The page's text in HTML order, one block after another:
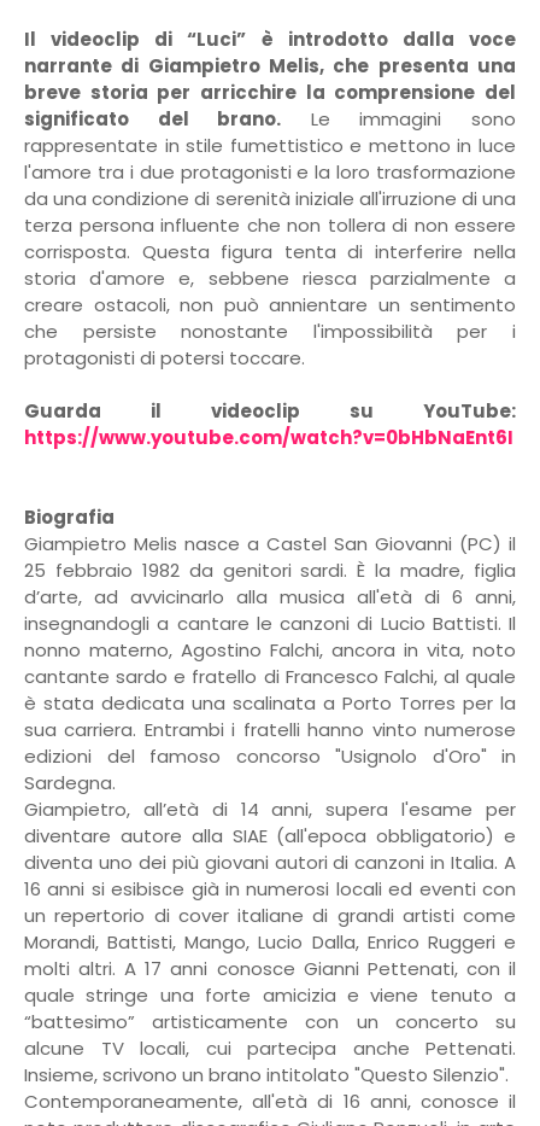
Il videoclip di “Luci” è introdotto dalla voce
narrante di Giampietro Melis, che presenta una
breve storia per arricchire la comprensione del
significato del brano. Le immagini sono
rappresentate in stile fumettistico e mettono in luce
l'amore tra i due protagonisti e la loro trasformazione
da una condizione di serenità iniziale all'irruzione di una
terza persona influente che non tollera di non essere
corrisposta. Questa figura tenta di interferire nella
storia d'amore e, sebbene riesca parzialmente a
creare ostacoli, non può annientare un sentimento
che persiste nonostante l'impossibilità per i
protagonisti di potersi toccare.
Guarda il videoclip su YouTube:
https://www.youtube.com/watch?v=0bHbNaEnt6I
Biografia
Giampietro Melis nasce a Castel San Giovanni (PC) il
25 febbraio 1982 da genitori sardi. È la madre, figlia
d’arte, ad avvicinarlo alla musica all'età di 6 anni,
insegnandogli a cantare le canzoni di Lucio Battisti. Il
nonno materno, Agostino Falchi, ancora in vita, noto
cantante sardo e fratello di Francesco Falchi, al quale
è stata dedicata una scalinata a Porto Torres per la
sua carriera. Entrambi i fratelli hanno vinto numerose
edizioni del famoso concorso "Usignolo d'Oro" in
Sardegna.
Giampietro, all’età di 14 anni, supera l'esame per
diventare autore alla SIAE (all'epoca obbligatorio) e
diventa uno dei più giovani autori di canzoni in Italia. A
16 anni si esibisce già in numerosi locali ed eventi con
un repertorio di cover italiane di grandi artisti come
Morandi, Battisti, Mango, Lucio Dalla, Enrico Ruggeri e
molti altri. A 17 anni conosce Gianni Pettenati, con il
quale stringe una forte amicizia e viene tenuto a
“battesimo” artisticamente con un concerto su
alcune TV locali, cui partecipa anche Pettenati.
Insieme, scrivono un brano intitolato "Questo Silenzio".
Contemporaneamente, all'età di 16 anni, conosce il